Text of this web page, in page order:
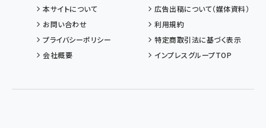
本サイトについて
広告出稿について（媒体資料）
お問い合わせ
利用規約
プライバシーポリシー
特定商取引法に基づく表示
会社概要
インプレスグループTOP